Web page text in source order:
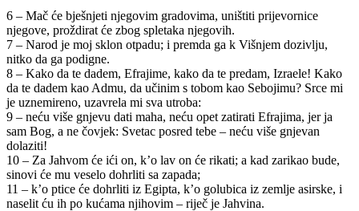
6 – Mač će bješnjeti njegovim gradovima, uništiti prijevornice
njegove, proždirat će zbog spletaka njegovih.
7 – Narod je moj sklon otpadu; i premda ga k Višnjem dozivlju,
nitko da ga podigne.
8 – Kako da te dadem, Efrajime, kako da te predam, Izraele! Kako
da te dadem kao Admu, da učinim s tobom kao Sebojimu? Srce mi
je uznemireno, uzavrela mi sva utroba:
9 – neću više gnjevu dati maha, neću opet zatirati Efrajima, jer ja
sam Bog, a ne čovjek: Svetac posred tebe – neću više gnjevan
dolaziti!
10 – Za Jahvom će ići on, k’o lav on će rikati; a kad zarikao bude,
sinovi će mu veselo dohrliti sa zapada;
11 – k’o ptice će dohrliti iz Egipta, k’o golubica iz zemlje asirske, i
naselit ću ih po kućama njihovim – riječ je Jahvina.